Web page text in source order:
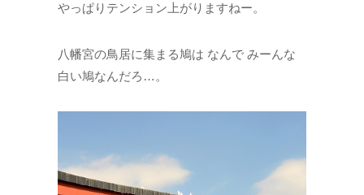
やっぱりテンション上がりますねー。
八幡宮の鳥居に集まる鳩は なんで みーんな
白い鳩なんだろ…。